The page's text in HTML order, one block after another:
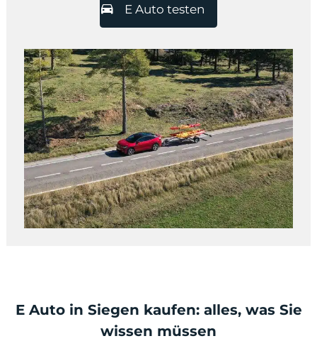
E Auto testen
E Auto in Siegen kaufen: alles, was Sie
wissen müssen